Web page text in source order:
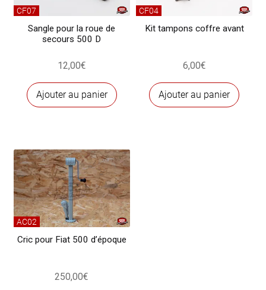
CF07
Sangle pour la roue de
secours 500 D
12,00€
Ajouter au panier
CF04
Kit tampons coffre avant
6,00€
Ajouter au panier
AC02
Cric pour Fiat 500 d’époque
250,00€